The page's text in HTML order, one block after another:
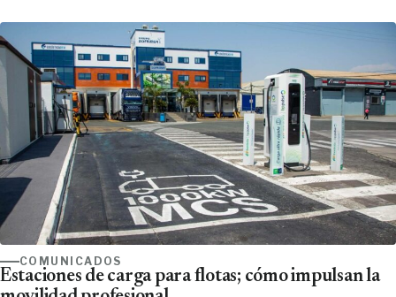
COMUNICADOS
Estaciones de carga para flotas; cómo impulsan la